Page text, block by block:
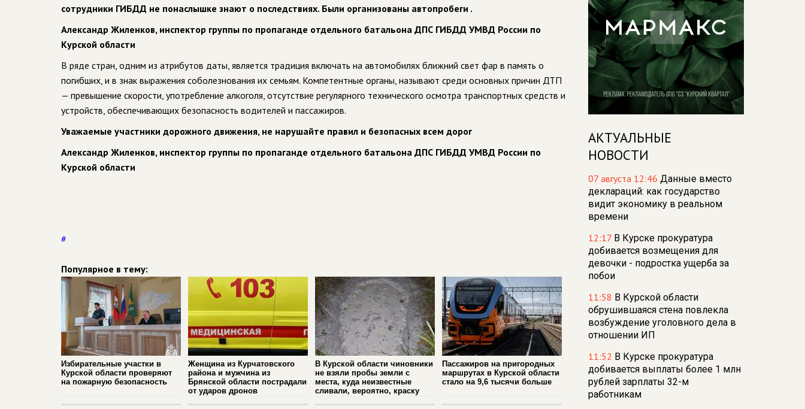
сотрудники ГИБДД не понаслышке знают о последствиях. Были организованы автопробеги .
Александр Жиленков, инспектор группы по пропаганде отдельного батальона ДПС ГИБДД УМВД России по
Курской области
В ряде стран, одним из атрибутов даты, является традиция включать на автомобилях ближний свет фар в память о
погибших, и в знак выражения соболезнования их семьям. Компетентные органы, называют среди основных причин ДТП
— превышение скорости, употребление алкоголя, отсутствие регулярного технического осмотра транспортных средств и
устройств, обеспечивающих безопасность водителей и пассажиров.
Уважаемые участники дорожного движения, не нарушайте правил и безопасных всем дорог
Александр Жиленков, инспектор группы по пропаганде отдельного батальона ДПС ГИБДД УМВД России по
Курской области
#
Популярное в тему:
Избирательные участки в
Курской области проверяют
на пожарную безопасность
Женщина из Курчатовского
района и мужчина из
Брянской области пострадали
от ударов дронов
В Курской области чиновники
не взяли пробы земли с
места, куда неизвестные
сливали, вероятно, краску
Пассажиров на пригородных
маршрутах в Курской области
стало на 9,6 тысячи больше
АКТУАЛЬНЫЕ
НОВОСТИ
07 августа 12:46 Данные вместо
деклараций: как государство
видит экономику в реальном
времени
12:17 В Курске прокуратура
добивается возмещения для
девочки - подростка ущерба за
побои
11:58 В Курской области
обрушившаяся стена повлекла
возбуждение уголовного дела в
отношении ИП
11:52 В Курске прокуратура
добивается выплаты более 1 млн
рублей зарплаты 32-м
работникам